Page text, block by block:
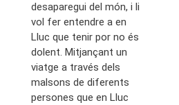
desaparegui del món, i li
vol fer entendre a en
Lluc que tenir por no és
dolent. Mitjançant un
viatge a través dels
malsons de diferents
persones que en Lluc